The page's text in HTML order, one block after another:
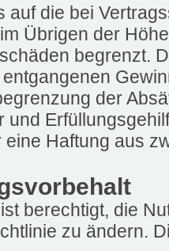
auf die bei
Übrigen der
begrenzt.
der
und
Haftung aus
berechtigt, die
zu ändern.